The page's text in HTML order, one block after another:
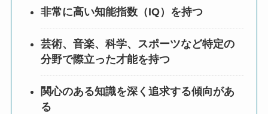
非常に高い知能指数（IQ）を持つ
芸術、音楽、科学、スポーツなど特定の
分野で際立った才能を持つ
関心のある知識を深く追求する傾向があ
る